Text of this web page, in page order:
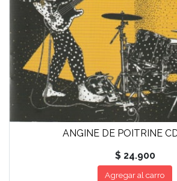
ANGINE DE POITRINE
$ 24.900
Agregar al carro